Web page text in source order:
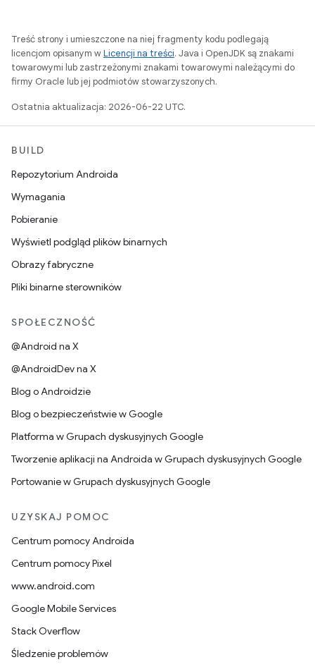
Treść strony i umieszczone na niej fragmenty kodu podlegają
licencjom opisanym wLicencji na treści. Java i OpenJDK są znakami
towarowymi lub zastrzeżonymi znakami towarowymi należącymi do
firmy Oracle lub jej podmiotów stowarzyszonych.
Ostatnia aktualizacja: 2026-06-22 UTC.
BUILD
Repozytorium Androida
Wymagania
Pobieranie
Wyświetl podgląd plików binarnych
Obrazy fabryczne
Pliki binarne sterowników
SPOŁECZNOŚĆ
@Android na X
@AndroidDev na X
Blog o Androidzie
Blog o bezpieczeństwie w Google
Platforma w Grupach dyskusyjnych Google
Tworzenie aplikacji na Androida w Grupach dyskusyjnych Google
Portowanie w Grupach dyskusyjnych Google
UZYSKAJ POMOC
Centrum pomocy Androida
Centrum pomocy Pixel
www.android.com
Google Mobile Services
Stack Overflow
Śledzenie problemów